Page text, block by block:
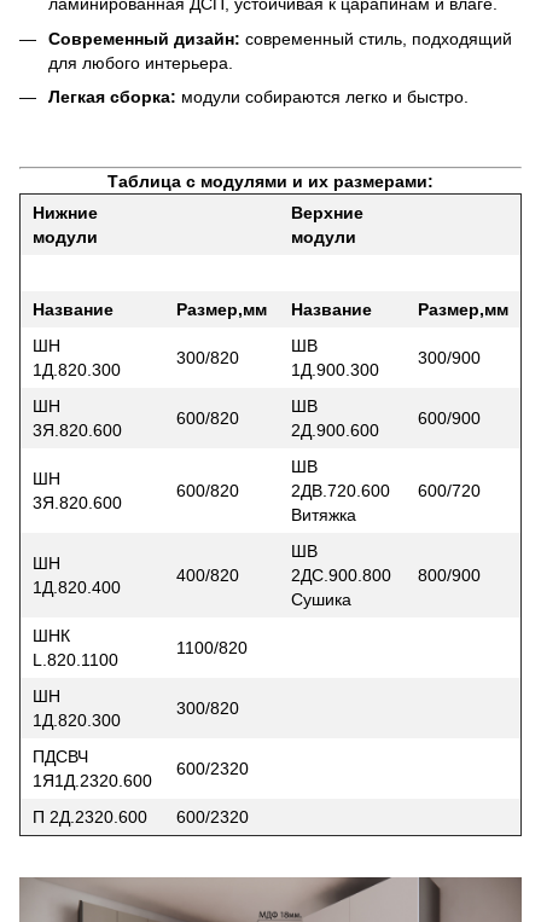
Современный дизайн: современный стиль, подходящий
для любого интерьера.
Легкая сборка: модули собираются легко и быстро.
Таблица с модулями и их размерами:
Нижние
модули
Верхние
модули
Название Размер,мм Название
Размер,мм
ШН
1Д.820.300
300/820
ШВ
1Д.900.300
300/900
ШН
3Я.820.600
600/820
ШВ
2Д.900.600
600/900
ШН
3Я.820.600
600/820
ШВ
2ДВ.720.600
Витяжка
600/720
ШН
1Д.820.400
400/820
ШВ
2ДС.900.800
Сушика
800/900
ШНК
L.820.1100
1100/820
ШН
1Д.820.300
300/820
ПДСВЧ
1Я1Д.2320.600
600/2320
П 2Д.2320.600 600/2320